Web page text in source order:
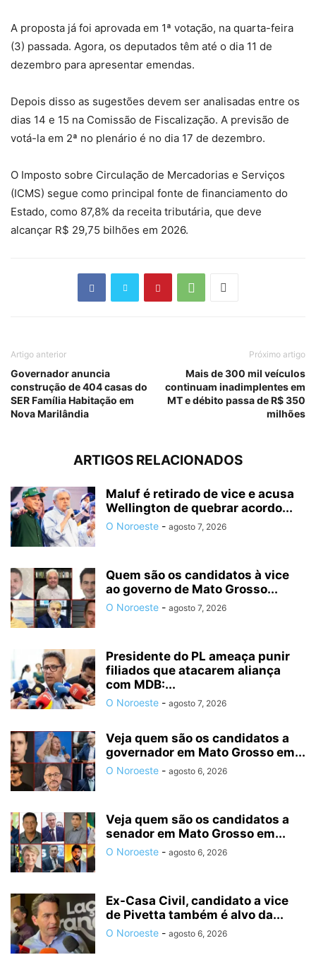
A proposta já foi aprovada em 1ª votação, na quarta-feira
(3) passada. Agora, os deputados têm até o dia 11 de
dezembro para apresentar emendas.
Depois disso as sugestões devem ser analisadas entre os
dias 14 e 15 na Comissão de Fiscalização. A previsão de
votá-la em 2ª no plenário é no dia 17 de dezembro.
O Imposto sobre Circulação de Mercadorias e Serviços
(ICMS) segue como principal fonte de financiamento do
Estado, como 87,8% da receita tributária, que deve
alcançar R$ 29,75 bilhões em 2026.
Artigo anterior
Governador anuncia
construção de 404 casas do
SER Família Habitação em
Nova Marilândia
Próximo artigo
Mais de 300 mil veículos
continuam inadimplentes em
MT e débito passa de R$ 350
milhões
ARTIGOS RELACIONADOS
Maluf é retirado de vice e acusa
Wellington de quebrar acordo...
O Noroeste - agosto 7, 2026
Quem são os candidatos à vice
ao governo de Mato Grosso...
O Noroeste - agosto 7, 2026
Presidente do PL ameaça punir
filiados que atacarem aliança
com MDB:...
O Noroeste - agosto 7, 2026
Veja quem são os candidatos a
governador em Mato Grosso em...
O Noroeste - agosto 6, 2026
Veja quem são os candidatos a
senador em Mato Grosso em...
O Noroeste - agosto 6, 2026
Ex-Casa Civil, candidato a vice
de Pivetta também é alvo da...
O Noroeste - agosto 6, 2026